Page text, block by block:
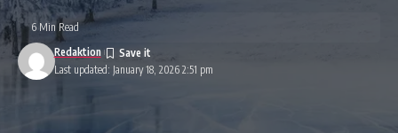
Last updated: January 18, 2026 2:51 pm
Redaktion
6 Min Read